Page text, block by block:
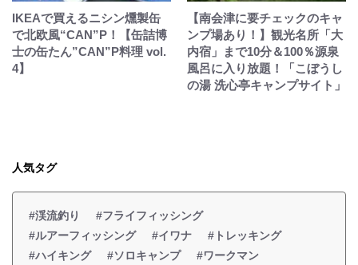
IKEAで買えるニシン燻製缶
で北欧風“CAN”P！【缶詰博
士の缶たん”CAN”P料理 vol.
4】
【南会津に要チェックのキャ
ンプ場あり！】観光名所「大
内宿」まで10分＆100％源泉
風呂に入り放題！「こぼうし
の湯 洗心亭キャンプサイト」
人気タグ
#渓流釣り
#フライフィッシング
#ルアーフィッシング
#イワナ
#トレッキング
#ハイキング
#ソロキャンプ
#ワークマン